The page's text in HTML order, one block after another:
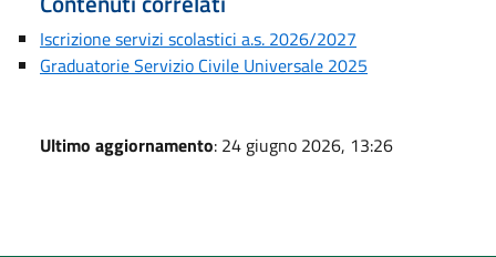
Iscrizione servizi scolastici a.s. 2026/2027
Graduatorie Servizio Civile Universale 2025
Ultimo aggiornamento: 24 giugno 2026, 13:26